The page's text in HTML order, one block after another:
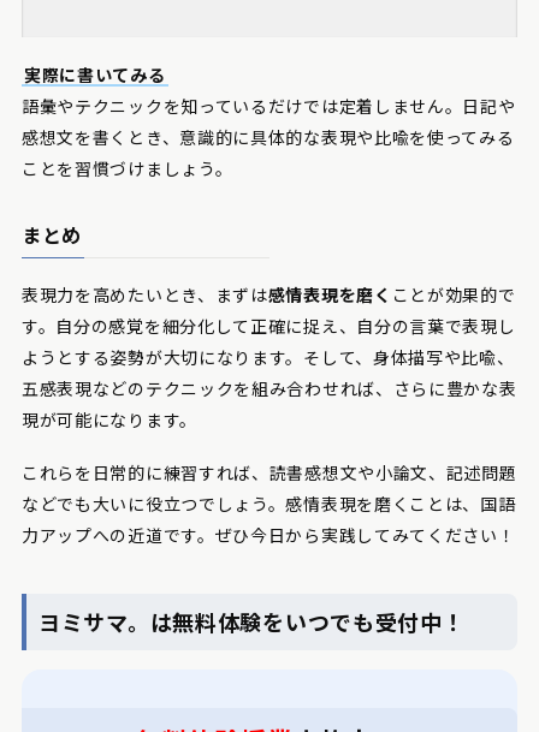
実際に書いてみる
語彙やテクニックを知っているだけでは定着しません。日記や
感想文を書くとき、意識的に具体的な表現や比喩を使ってみる
ことを習慣づけましょう。
まとめ
表現力を高めたいとき、まずは感情表現を磨く ことが効果的で
す。自分の感覚を細分化して正確に捉え、自分の言葉で表現し
ようとする姿勢が大切になります。そして、身体描写や比喩、
五感表現などのテクニックを組み合わせれば、さらに豊かな表
現が可能になります。
これらを日常的に練習すれば、読書感想文や小論文、記述問題
などでも大いに役立つでしょう。感情表現を磨くことは、国語
力アップへの近道です。ぜひ今日から実践してみてください！
ヨミサマ。は無料体験をいつでも受付中！